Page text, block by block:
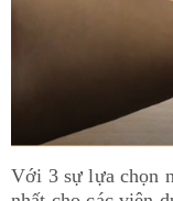
Với 3 sự lựa chọn